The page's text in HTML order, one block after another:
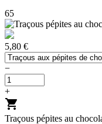
65
5,80 €
−
+
shopping_cart
Traçous pépites au